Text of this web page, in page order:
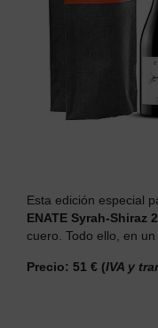
Esta edición especial
ENATE Syrah-Shiraz
cuero. Todo ello, en
Precio: 51 € (IVA y